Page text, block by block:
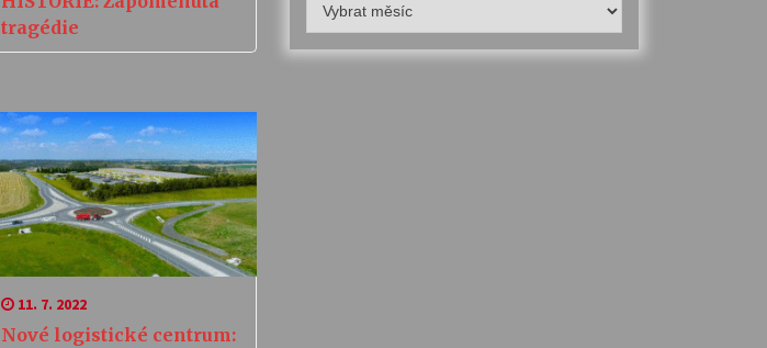
tragédie
11. 7. 2022
Nové logistické centrum:
archiv